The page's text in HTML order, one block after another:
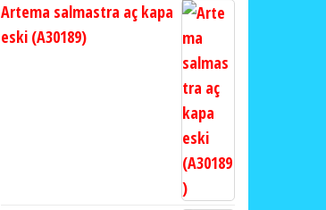
Artema salmastra aç kapa
eski (A30189)